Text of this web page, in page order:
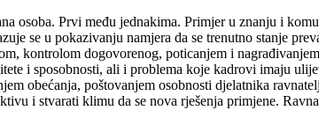
osoba. Prvi među jednakima. Primjer u znanju i
se u pokazivanju namjera da se trenutno stanje
kontrolom dogovorenog, poticanjem i
i sposobnosti, ali i problema koje kadrovi imaju
obećanja, poštovanjem osobnosti djelatnika
i stvarati klimu da se nova rješenja primjene.